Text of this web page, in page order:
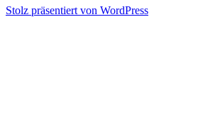
Stolz präsentiert von WordPress